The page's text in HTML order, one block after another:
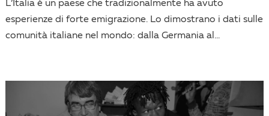
L’Italia è un paese che tradizionalmente ha avuto
esperienze di forte emigrazione. Lo dimostrano i dati sulle
comunità italiane nel mondo: dalla Germania al...